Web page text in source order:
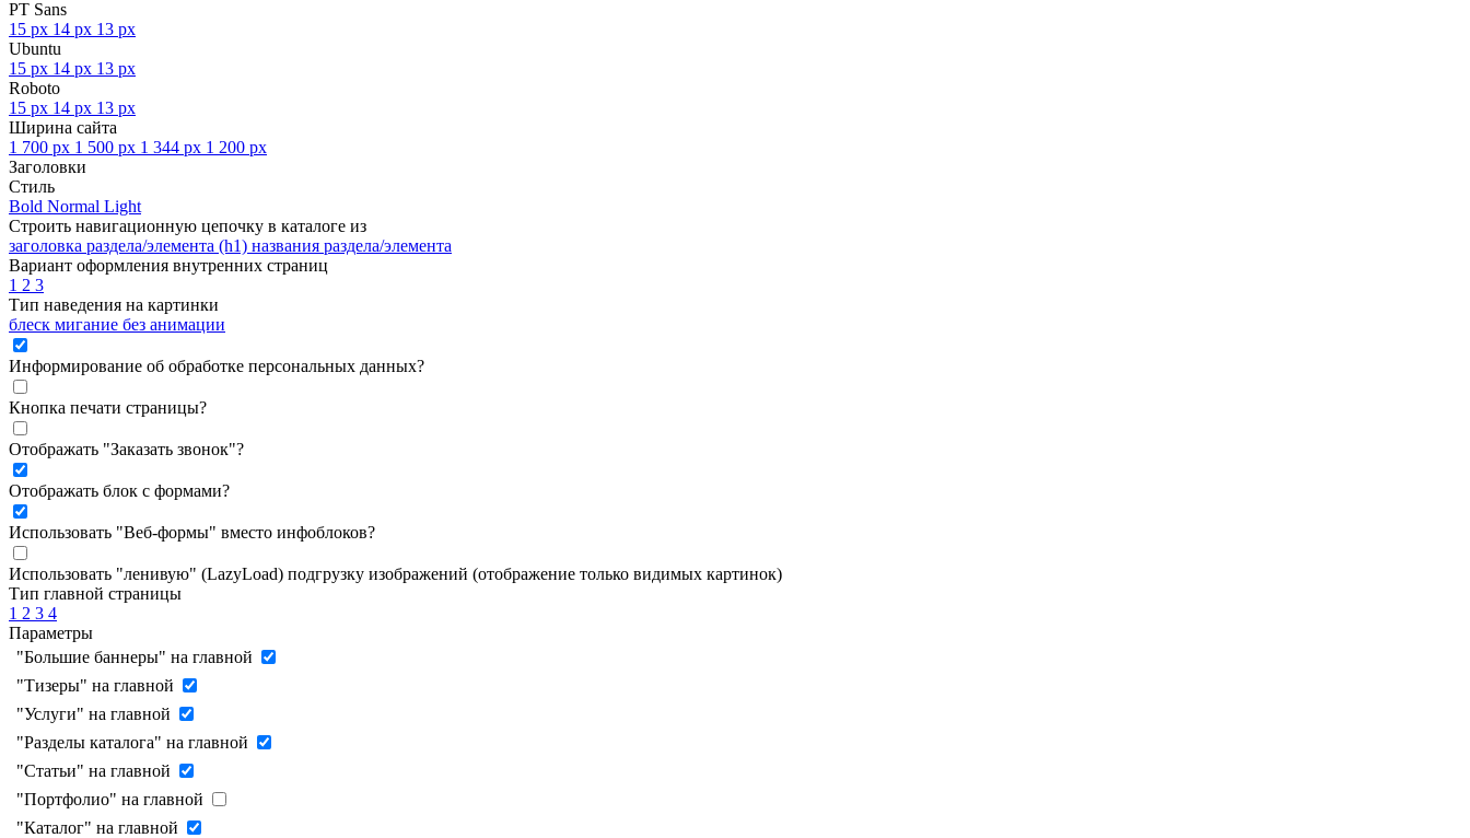
PT Sans
15 px 14 px 13 px
Ubuntu
15 px 14 px 13 px
Roboto
15 px 14 px 13 px
Ширина сайта
1 700 px 1 500 px 1 344 px 1 200 px
Заголовки
Стиль
Bold Normal Light
Строить навигационную цепочку в каталоге из
заголовка раздела/элемента (h1) названия раздела/элемента
Вариант оформления внутренних страниц
1 2 3
Тип наведения на картинки
блеск мигание без анимации
Информирование об обработке персональных данных?
Кнопка печати страницы?
Отображать "Заказать звонок"?
Отображать блок с формами?
Использовать "Веб-формы" вместо инфоблоков?
Использовать "ленивую" (LazyLoad) подгрузку изображений (отображение только видимых картинок)
Тип главной страницы
1 2 3 4
Параметры
"Большие баннеры" на главной
"Тизеры" на главной
"Услуги" на главной
"Разделы каталога" на главной
"Статьи" на главной
"Портфолио" на главной
"Каталог" на главной